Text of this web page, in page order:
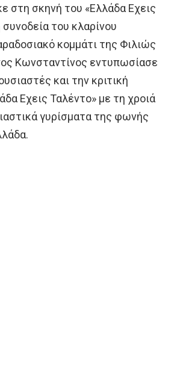
στη σκηνή του «Ελλάδα Εχεις
του κλαρίνου
κομμάτι της Φιλιώς
Κωνσταντίνος εντυπωσίασε
και την κριτική
Εχεις Ταλέντο» με τη χροιά
γυρίσματα της φωνής